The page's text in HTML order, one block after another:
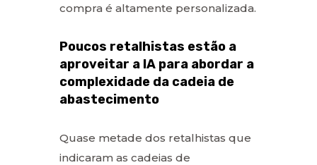
compra é altamente personalizada.
Poucos retalhistas estão a
aproveitar a IA para abordar a
complexidade da cadeia de
abastecimento
Quase metade dos retalhistas que
indicaram as cadeias de